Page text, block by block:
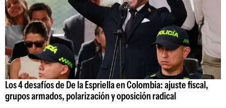
Los 4 desafíos de De la Espriella en Colombia: ajuste fiscal,
grupos armados, polarización y oposición radical